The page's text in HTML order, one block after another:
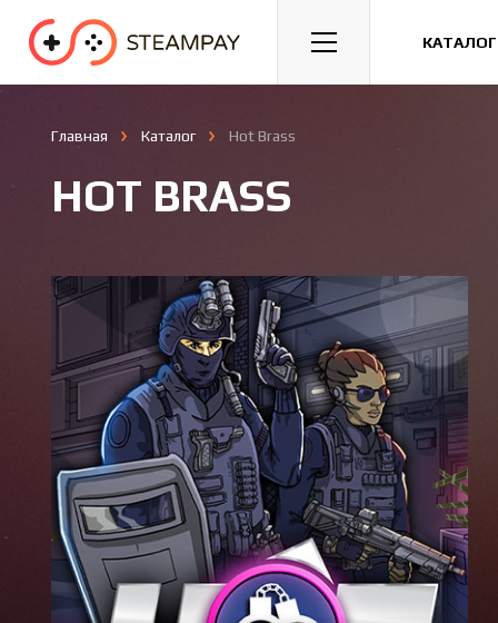
Спорт Гонки Казуальные
Главная Каталог Hot Brass
HOT BRASS